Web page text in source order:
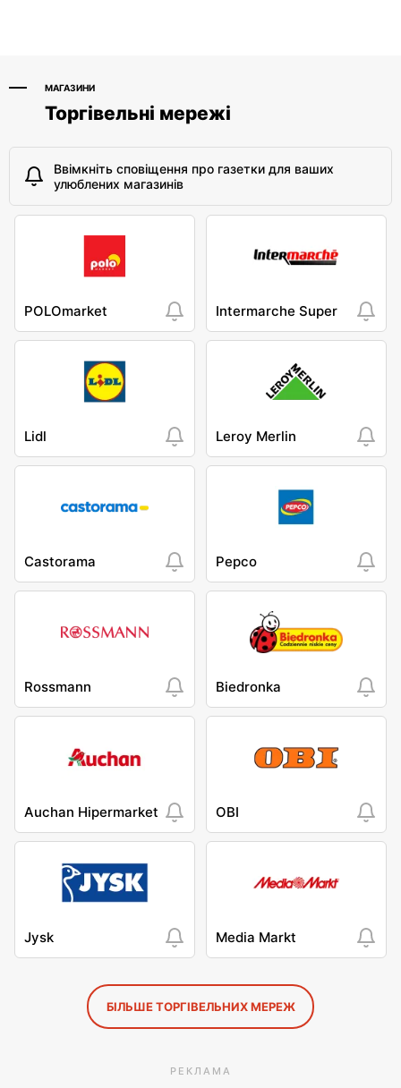
МАГАЗИНИ
Торгівельні мережі
Ввімкніть сповіщення про газетки для ваших
улюблених магазинів
POLOmarket Intermarche Super
Lidl Leroy Merlin
Castorama Pepco
Rossmann Biedronka
Auchan Hipermarket OBI
Jysk Media Markt
БІЛЬШЕ ТОРГІВЕЛЬНИХ МЕРЕЖ
РЕКЛАМА